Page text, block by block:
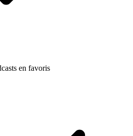
en favoris